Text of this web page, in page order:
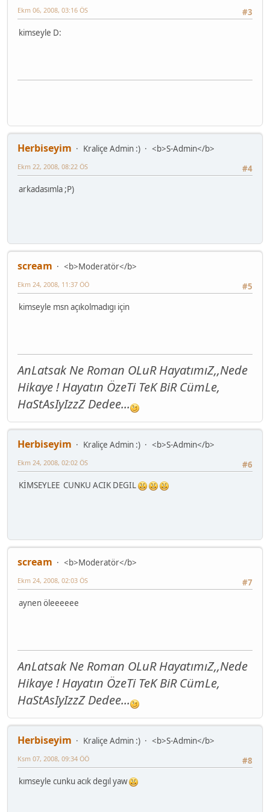
#3
Ekm 06, 2008, 03:16 ÖS
kimseyle D:
Herbiseyim Kraliçe Admin :)
<b>S-Admin</b>
#4
Ekm 22, 2008, 08:22 ÖS
arkadasımla ;P)
scream
<b>Moderatör</b>
#5
Ekm 24, 2008, 11:37 ÖÖ
kimseyle msn açıkolmadıgı için
AnLatsak Ne Roman OLuR HayatımıZ,,Nede
Hikaye ! Hayatın ÖzeTi TeK BiR CümLe,
HaStAsIyIzzZ Dedee...
Herbiseyim Kraliçe Admin :)
<b>S-Admin</b>
#6
Ekm 24, 2008, 02:02 ÖS
KİMSEYLEE CUNKU ACIK DEGIL
scream
<b>Moderatör</b>
#7
Ekm 24, 2008, 02:03 ÖS
aynen öleeeeee
AnLatsak Ne Roman OLuR HayatımıZ,,Nede
Hikaye ! Hayatın ÖzeTi TeK BiR CümLe,
HaStAsIyIzzZ Dedee...
Herbiseyim Kraliçe Admin :)
<b>S-Admin</b>
#8
Ksm 07, 2008, 09:34 ÖÖ
kımseyle cunku acık degıl yaw